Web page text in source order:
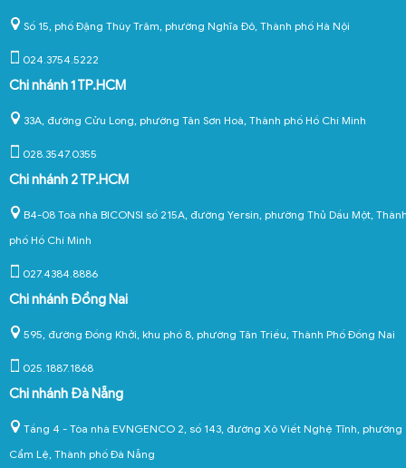
Số 15, phố Đặng Thùy Trâm, phường Nghĩa Đô, Thành phố Hà Nội
024.3754.5222
Chi nhánh 1 TP.HCM
33A, đường Cửu Long, phường Tân Sơn Hoà, Thành phố Hồ Chí Minh
028.3547.0355
Chi nhánh 2 TP.HCM
B4-08 Toà nhà BICONSI số 215A, đường Yersin, phường Thủ Dầu Một,
phố Hồ Chí Minh
027.4384.8886
Chi nhánh Đồng Nai
595, đường Đồng Khởi, khu phố 8, phường Tân Triều, Thành Phố Đồng Nai
025.1887.1868
Chi nhánh Đà Nẵng
Tầng 4 - Tòa nhà EVNGENCO 2, số 143, đường Xô Viết Nghệ Tĩnh, phường
Cẩm Lệ, Thành phố Đà Nẵng